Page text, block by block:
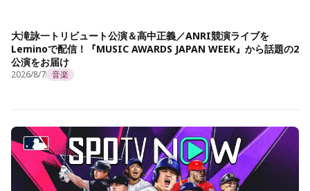
大滝詠一トリビュート公演＆高中正義／ANRI競演ライブを
Leminoで配信！『MUSIC AWARDS JAPAN WEEK』から話題の2
公演をお届け
2026/8/7 音楽